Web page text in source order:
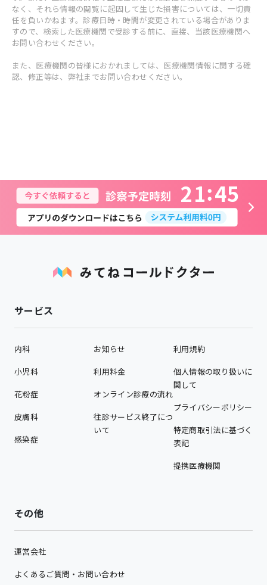
なく、それら情報の閲覧に起因して生じた損害については、一切責
任を負いかねます。診療日時・時間が変更されている場合がありま
すので、検索した医療機関で受診する前に、直接、当該医療機関へ
お問い合わせください。
また、医療機関の皆様におかれましては、医療機関情報に関する確
認、修正等は、弊社までお問い合わせください。
21 45
サービス
内科
小児科
花粉症
皮膚科
感染症
お知らせ
利用料金
オンライン診療の流れ
往診サービス終了につ
いて
利用規約
個人情報の取り扱いに
関して
プライバシーポリシー
特定商取引法に基づく
表記
提携医療機関
その他
運営会社
よくあるご質問・お問い合わせ